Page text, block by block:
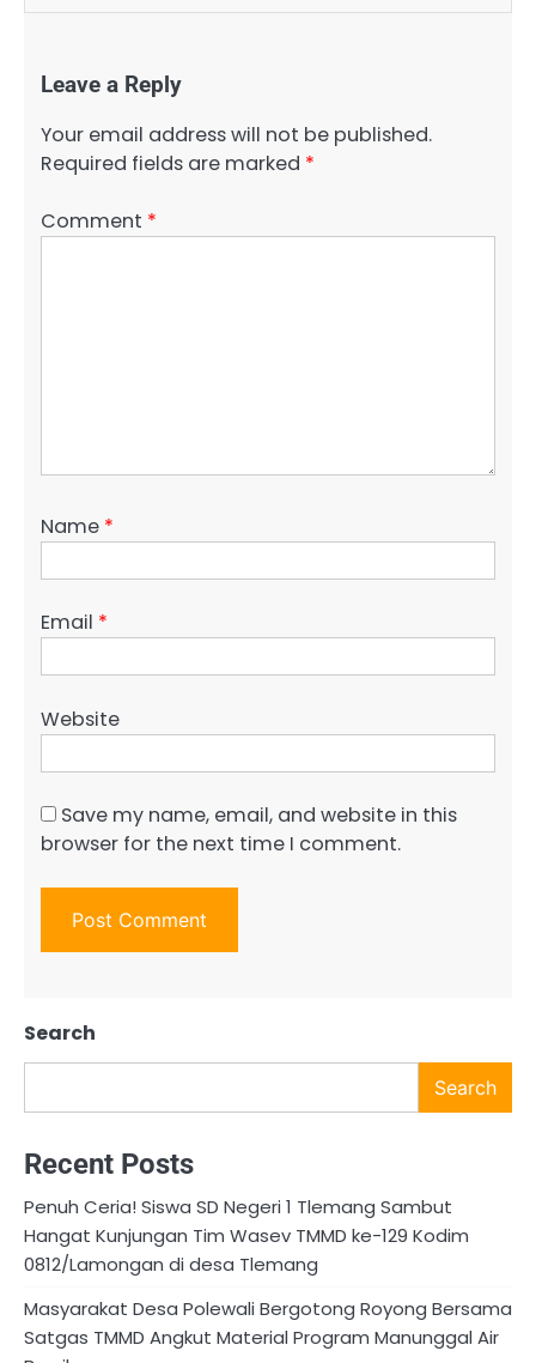
Leave a Reply
Your email address will not be published.
Required fields are marked *
Comment *
Name *
Email *
Website
Save my name, email, and website in this
browser for the next time I comment.
Search
Search
Recent Posts
Penuh Ceria! Siswa SD Negeri 1 Tlemang Sambut
Hangat Kunjungan Tim Wasev TMMD ke-129 Kodim
0812/Lamongan di desa Tlemang
Masyarakat Desa Polewali Bergotong Royong Bersama
Satgas TMMD Angkut Material Program Manunggal Air